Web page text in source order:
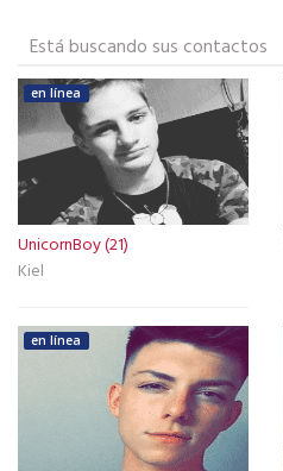
Está buscando sus contactos
en línea
UnicornBoy (21)
Kiel
en línea